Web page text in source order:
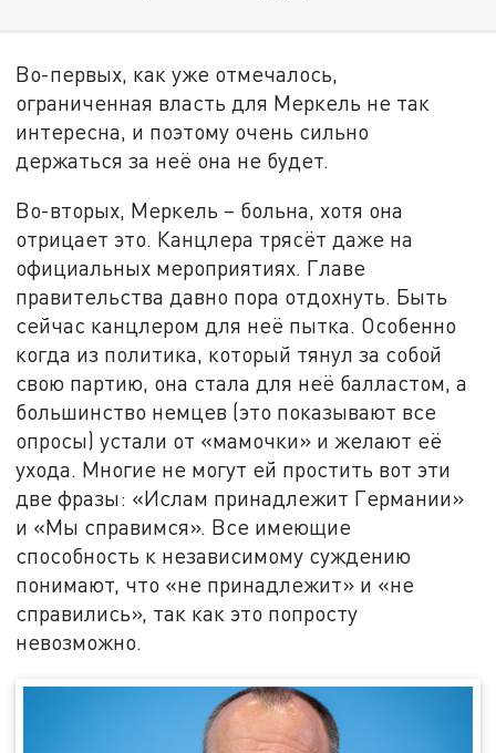
Во-первых, как уже отмечалось,
ограниченная власть для Меркель не так
интересна, и поэтому очень сильно
держаться за неё она не будет.
Во-вторых, Меркель – больна, хотя она
отрицает это. Канцлера трясёт даже на
официальных мероприятиях. Главе
правительства давно пора отдохнуть. Быть
сейчас канцлером для неё пытка. Особенно
когда из политика, который тянул за собой
свою партию, она стала для неё балластом, а
большинство немцев (это показывают все
опросы) устали от «мамочки» и желают её
ухода. Многие не могут ей простить вот эти
две фразы: «Ислам принадлежит Германии»
и «Мы справимся». Все имеющие
способность к независимому суждению
понимают, что «не принадлежит» и «не
справились», так как это попросту
невозможно.